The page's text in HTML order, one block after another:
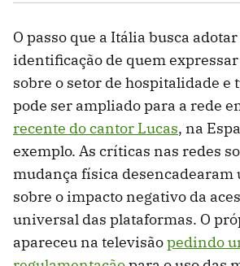
O passo que a Itália busca
identificação de quem
sobre o setor de hospitalidade
pode ser ampliado para a rede
recente do cantor Lucas, na
exemplo. As críticas nas redes
mudança física desencadearam
sobre o impacto negativo da
universal das plataformas. O
apareceu na televisãopedindo